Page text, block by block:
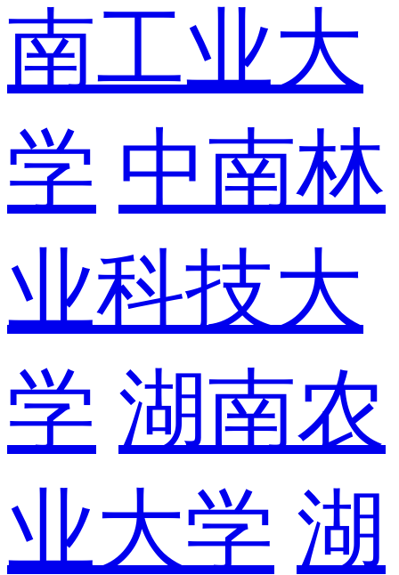
南工业大
学 中南林
业科技大
学 湖南农
业大学 湖